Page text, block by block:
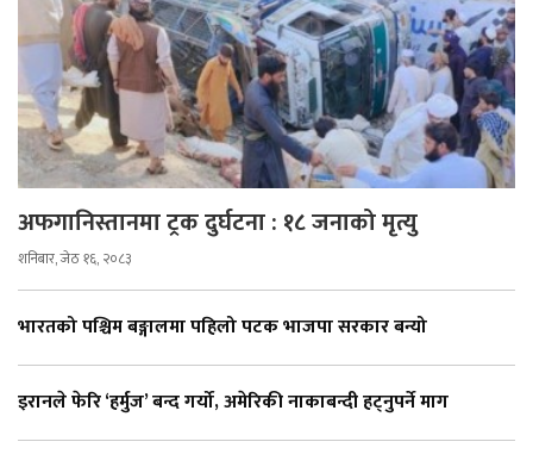
अफगानिस्तानमा ट्रक दुर्घटना : १८ जनाको मृत्यु
शनिबार, जेठ १६, २०८३
भारतको पश्चिम बङ्गालमा पहिलो पटक भाजपा सरकार बन्यो
इरानले फेरि ‘हर्मुज’ बन्द गर्यो, अमेरिकी नाकाबन्दी हट्नुपर्ने माग